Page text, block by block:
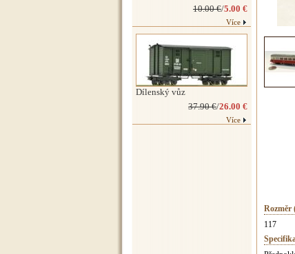
Rozměr
117
10.00 €/5.00 €
Více
Dílenský vůz
37.90 €/26.00 €
Více